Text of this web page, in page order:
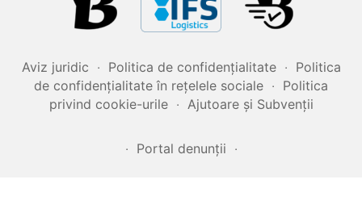
Aviz juridic ‧ Politica de confidențialitate ‧ Politica
de confidențialitate în rețelele sociale ‧ Politica
privind cookie-urile ‧ Ajutoare și Subvenții
‧ Portal denunții ‧